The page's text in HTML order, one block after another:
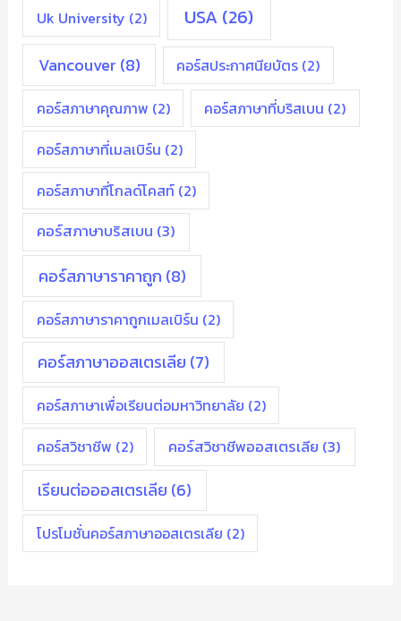
Uk University (2) USA (26)
Vancouver (8) คอร์สประกาศนียบัตร (2)
คอร์สภาษาคุณภาพ (2) คอร์สภาษาที่บริสเบน (2)
คอร์สภาษาที่เมลเบิร์น (2)
คอร์สภาษาที่โกลด์โคสท์(2)
คอร์สภาษาบริสเบน (3)
คอร์สภาษาราคาถูก (8)
คอร์สภาษาราคาถูกเมลเบิร์น (2)
คอร์สภาษาออสเตรเลีย (7)
คอร์สภาษาเพื่อเรียนต่อมหาวิทยาลัย (2)
คอร์สวิชาชีพ (2) คอร์สวิชาชีพออสเตรเลีย (3)
เรียนต่อออสเตรเลีย (6)
โปรโมชั่นคอร์สภาษาออสเตรเลีย (2)